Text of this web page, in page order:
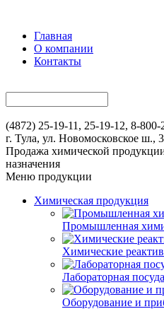
Главная
О компании
Контакты
(4872) 25-19-11, 25-19-12, 8-800-
г. Тула, ул. Новомосковское ш.,
Продажа химической
назначения
Меню продукции
Химическая продукция
Промышленная
Химические
Лабораторная посуда
Оборудование и